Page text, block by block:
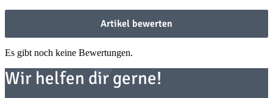
Artikel bewerten
Es gibt noch keine Bewertungen.
Wir helfen dir gerne!